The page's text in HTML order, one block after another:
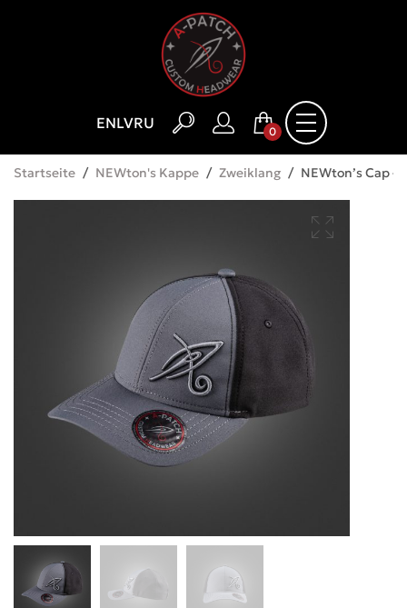
ENLVRU 0
Startseite / NEWton's Kappe / Zweiklang / NEWton’s Cap –